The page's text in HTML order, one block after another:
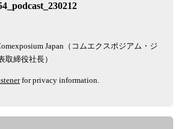
Japan（コムエクスポジアム・ジ
取締役社長）
for privacy information.